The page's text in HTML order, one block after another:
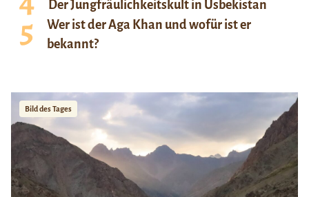
Der Jungfräulichkeitskult in Usbekistan
Wer ist der Aga Khan und wofür ist er
bekannt?
Bild des Tages